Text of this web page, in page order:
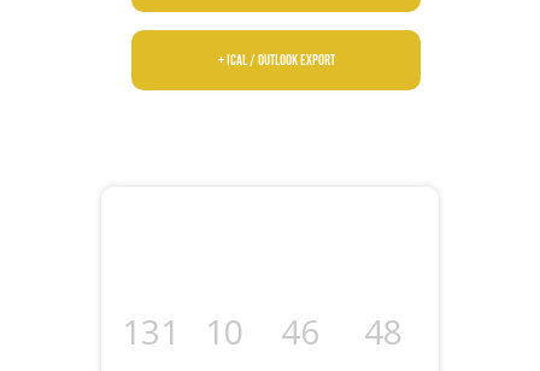
+ iCal / Outlook export
131 10 46 47